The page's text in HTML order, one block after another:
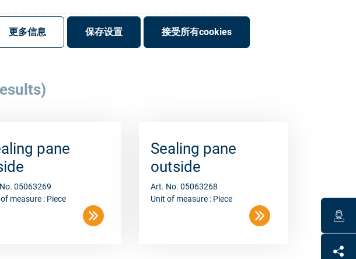
更多信息 保存设置 接受所有cookies
pane
05063269
measure : Piece
Sealing pane
outside
Art. No. 05063268
Unit of measure : Piece